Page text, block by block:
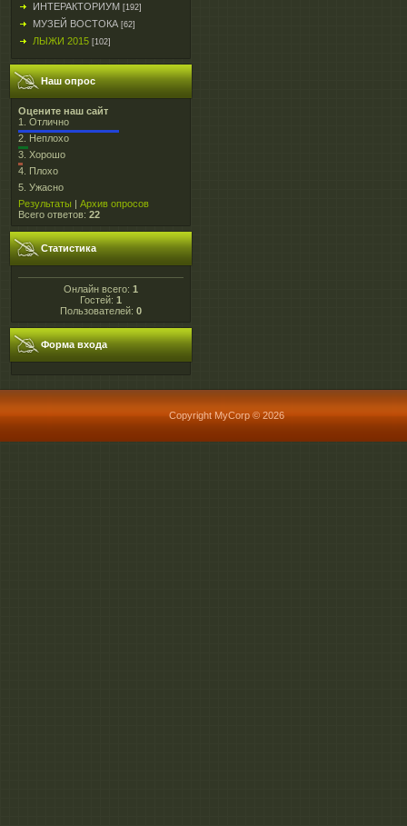
ИНТЕРАКТОРИУМ [192]
МУЗЕЙ ВОСТОКА [62]
ЛЫЖИ 2015 [102]
Наш опрос
Оцените наш сайт
1. Отлично
2. Неплохо
3. Хорошо
4. Плохо
5. Ужасно
Результаты | Архив опросов
Всего ответов: 22
Статистика
Онлайн всего: 1
Гостей: 1
Пользователей: 0
Форма входа
Copyright MyCorp © 2026